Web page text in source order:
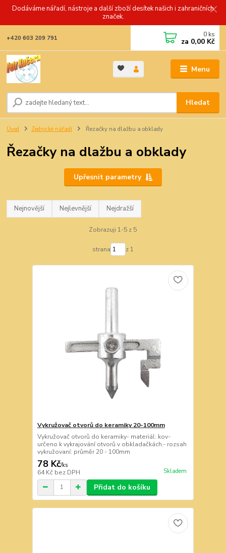
Dodáváme nářadí, nástroje a další zboží desítek našich i zahraničních
značek.
Menu
Hledat
+420 603 209 791 0 ks
za 0,00 Kč
Úvod Zednické nářadí Řezačky na dlažbu a obklady
Řezačky na dlažbu a obklady
Upřesnit parametry
Nejnovější Nejlevnější Nejdražší
Zobrazuji 1-5 z 5
strana z 1
Vykružovač otvorů do keramiky 20-100mm
Vykružovač otvorů do keramiky- materiál: kov-
určeno k vykrajování otvorů v obkladačkách.- rozsah
vykružovaní: průměr 20 - 100mm
78 Kč/ks
64 Kč bez DPH Skladem
Přidat do košíku